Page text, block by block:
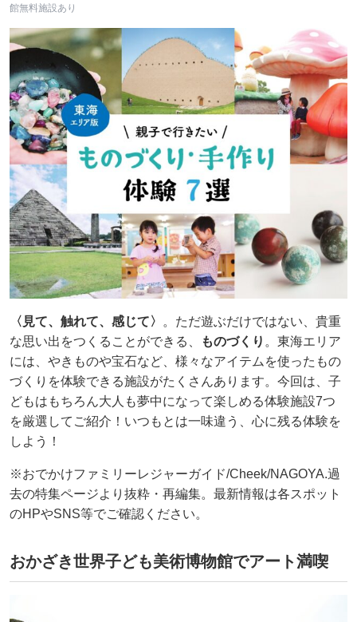
館無料施設あり
〈見て、触れて、感じて〉
。ただ遊ぶだけではない、貴重
な思い出をつくることができる、
ものづくり 。東海エリア
には、やきものや宝石など、様々なアイテムを使ったもの
づくりを体験できる施設がたくさんあります。今回は、子
どもはもちろん大人も夢中になって楽しめる体験施設7つ
を厳選してご紹介！いつもとは一味違う、心に残る体験を
しよう！
※おでかけファミリーレジャーガイド/Cheek/NAGOYA.過
去の特集ページより抜粋・再編集。最新情報は各スポット
のHPやSNS等でご確認ください。
おかざき世界子ども美術博物館でアート満喫